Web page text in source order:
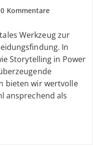
0 Kommentare
Werkzeug zur
In
Storytelling in Power
bieten wir wertvolle
ansprechend als